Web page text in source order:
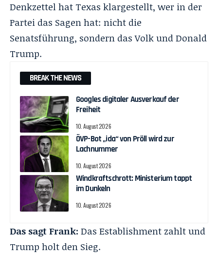
Denkzettel hat Texas klargestellt, wer in der
Partei das Sagen hat: nicht die
Senatsführung, sondern das Volk und Donald
Trump.
BREAK THE NEWS
Googles digitaler Ausverkauf der
Freiheit
10. August 2026
ÖVP-Bot „ida“ von Pröll wird zur
Lachnummer
10. August 2026
Windkraftschrott: Ministerium tappt
im Dunkeln
10. August 2026
Das sagt Frank: Das Establishment zahlt und
Trump holt den Sieg.